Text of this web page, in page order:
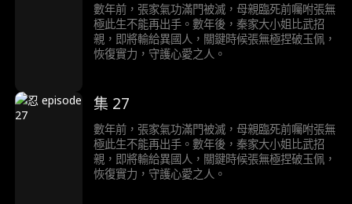
數年前，張家氣功滿門被滅，母親臨死前囑咐張無
極此生不能再出手。數年後，秦家大小姐比武招
親，即將輸給異國人，關鍵時候張無極捏破玉佩，
恢復實力，守護心愛之人。
集 27
數年前，張家氣功滿門被滅，母親臨死前囑咐張無
極此生不能再出手。數年後，秦家大小姐比武招
親，即將輸給異國人，關鍵時候張無極捏破玉佩，
恢復實力，守護心愛之人。